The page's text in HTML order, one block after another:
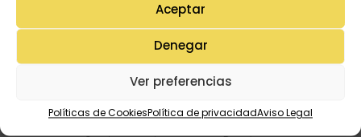
Aceptar
Denegar
Ver preferencias
Políticas de CookiesPolítica de privacidadAviso Legal
Tienda
Aviso Legal
Política de Privacidad
Política de Cookies
Terminos y condiciones